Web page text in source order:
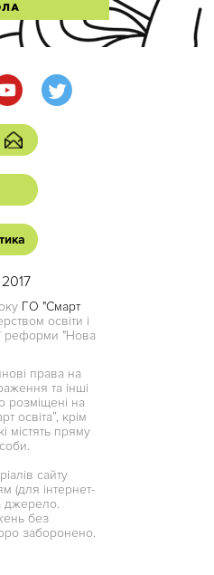
ГО "Смарт
освіти і
реформи "Нова
права на
та інші
розміщені на
освіта”, крім
містять пряму
сайту
(для інтернет-
джерело.
без
заборонено.